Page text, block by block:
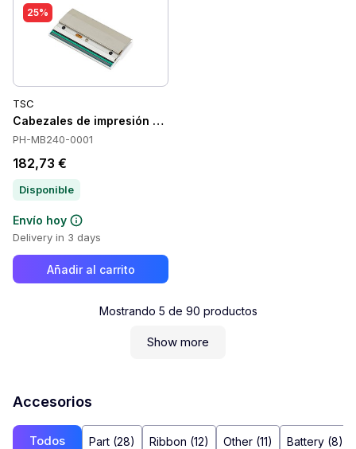
25%
TSC
Cabezales de impresión TSC PH-MB240-0001
PH-MB240-0001
182,73 €
Disponible
Envío hoy
Delivery in 3 days
Añadir al carrito
Mostrando 5 de 90 productos
Show more
Accesorios
Todos Part (28) Ribbon (12) Other (11) Battery (8)